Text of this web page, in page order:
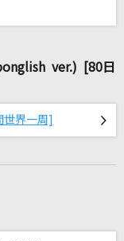
ジョン)
ver.) [80日
界一周]